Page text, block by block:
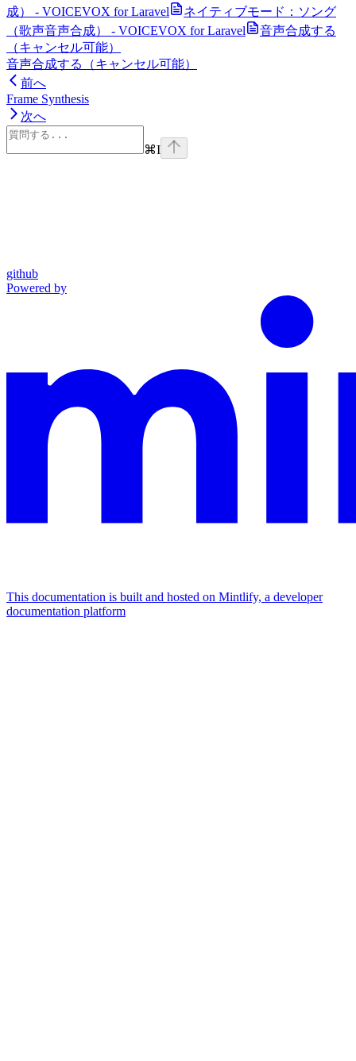
成） - VOICEVOX for Laravel
ネイティブモード：ソング
（歌声音声合成） - VOICEVOX for Laravel
音声合成する
（キャンセル可能）
音声合成する（キャンセル可能）
前へ
Frame Synthesis
次へ
⌘I
github
Powered by
This documentation is built and hosted on Mintlify, a developer
documentation platform